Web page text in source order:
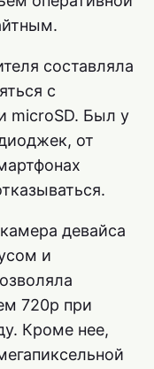
составляла
с
microSD. Был у
от
девайса
и
720p при
Кроме нее,